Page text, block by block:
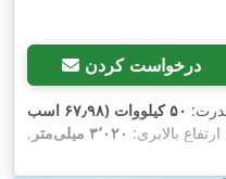
درخواست کردن
۵۰ کیلووات (۶۷٫۹۸ اسب
ارتفاع بالابری: ۳٬۰۲۰ میلی‌متر
,